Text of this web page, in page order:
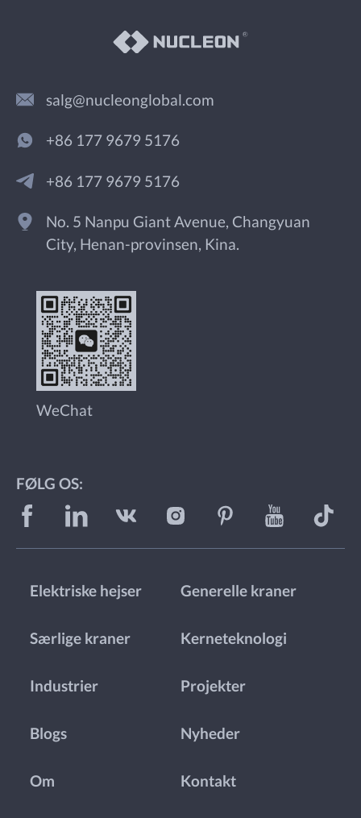
salg@nucleonglobal.com
+86 177 9679 5176
+86 177 9679 5176
No. 5 Nanpu Giant Avenue, Changyuan
City, Henan-provinsen, Kina.
WeChat
FØLG OS:
Elektriske hejser Generelle kraner
Særlige kraner Kerneteknologi
Industrier Projekter
Blogs Nyheder
Om Kontakt